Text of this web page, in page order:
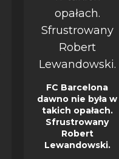
FC Barcelona
dawno nie była w
takich opałach.
Sfrustrowany
Robert
Lewandowski.